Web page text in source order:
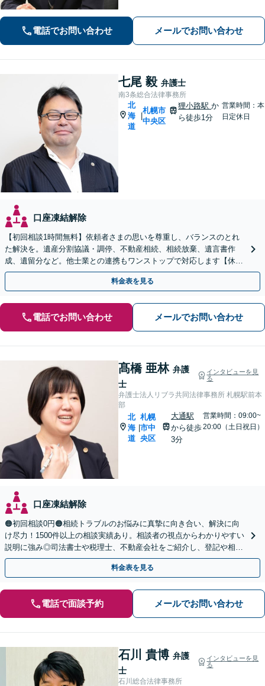
経験あり。【バスセンター前駅3番出口
徒歩1分】
電話でお問い合わせ メールでお問い合わせ
七尾 毅 弁護士
南3条総合法律事務所
北
海
道
札幌市
中央区
狸小路駅か
ら徒歩1分
営業時間：本
日定休日
口座凍結解除
【初回相談1時間無料】依頼者さまの思いを尊重し、バランスのとれ
た解決を。遺産分割協議・調停、不動産相続、相続放棄、遺言書作
成、遺留分など。他士業との連携もワンストップで対応します【休
日・夜間面談OK】【すすきの駅2分】
料金表を見る
電話でお問い合わせ メールでお問い合わせ
髙橋 亜林 弁護
士
インタビューを見
る
弁護士法人リブラ共同法律事務所 札幌駅前本
部
北
海
道
札幌
市中
央区
大通駅
から徒歩
3分
営業時間：09:00~
20:00（土日祝日）
口座凍結解除
🟠初回相談0円🟠相続トラブルのお悩みに真摯に向き合い、解決に向
け尽力！1500件以上の相談実績あり。相談者の視点からわかりやすい
説明に強み◎司法書士や税理士、不動産会社をご紹介し、登記や相続
税の申告までワンストップで対応【夜間相談可】
料金表を見る
電話で面談予約 メールでお問い合わせ
石川 貴博 弁護
士
インタビューを見
る
石川総合法律事務所